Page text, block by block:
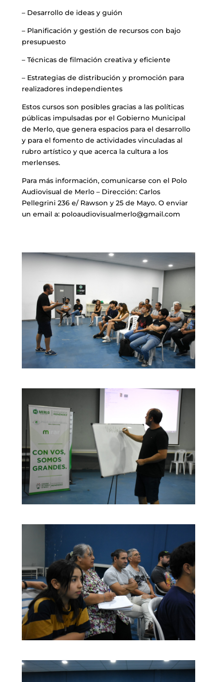
– Desarrollo de ideas y guión
– Planificación y gestión de recursos con bajo
presupuesto
– Técnicas de filmación creativa y eficiente
– Estrategias de distribución y promoción para
realizadores independientes
Estos cursos son posibles gracias a las políticas
públicas impulsadas por el Gobierno Municipal
de Merlo, que genera espacios para el desarrollo
y para el fomento de actividades vinculadas al
rubro artístico y que acerca la cultura a los
merlenses.
Para más información, comunicarse con el Polo
Audiovisual de Merlo – Dirección: Carlos
Pellegrini 236 e/ Rawson y 25 de Mayo. O enviar
un email a: poloaudiovisualmerlo@gmail.com